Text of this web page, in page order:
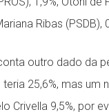
Ribas
outro dado da
25,6%, mas
Crivella 9,5%, por